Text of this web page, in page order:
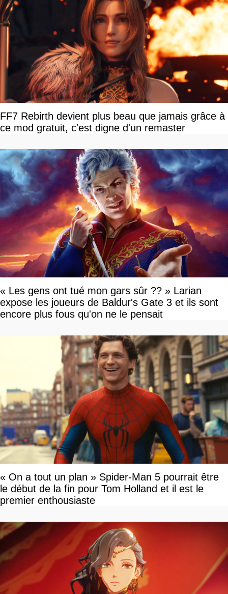
FF7 Rebirth devient plus beau que jamais grâce à
ce mod gratuit, c'est digne d'un remaster
« Les gens ont tué mon gars sûr ?? » Larian
expose les joueurs de Baldur's Gate 3 et ils sont
encore plus fous qu'on ne le pensait
« On a tout un plan » Spider-Man 5 pourrait être
le début de la fin pour Tom Holland et il est le
premier enthousiaste